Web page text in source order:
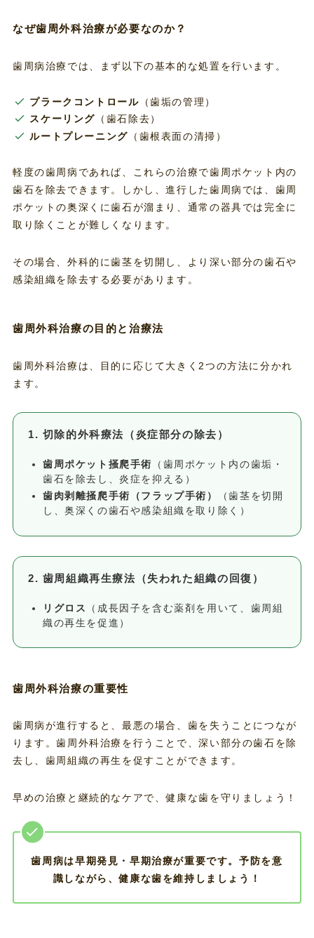
なぜ歯周外科治療が必要なのか？
歯周病治療では、まず以下の基本的な処置を行います。
プラークコントロール （歯垢の管理）
スケーリング （歯石除去）
ルートプレーニング （歯根表面の清掃）
軽度の歯周病であれば、これらの治療で歯周ポケット内の
歯石を除去できます。しかし、進行した歯周病では、歯周
ポケットの奥深くに歯石が溜まり、通常の器具では完全に
取り除くことが難しくなります。
その場合、外科的に歯茎を切開し、より深い部分の歯石や
感染組織を除去する必要があります。
歯周外科治療の目的と治療法
歯周外科治療は、目的に応じて大きく2つの方法に分かれ
ます。
1. 切除的外科療法（炎症部分の除去）
歯周ポケット掻爬手術
（歯周ポケット内の歯垢・
歯石を除去し、炎症を抑える）
歯肉剥離掻爬手術（フラップ手術）
（歯茎を切開
し、奥深くの歯石や感染組織を取り除く）
2. 歯周組織再生療法（失われた組織の回復）
リグロス
（成長因子を含む薬剤を用いて、歯周組
織の再生を促進）
歯周外科治療の重要性
歯周病が進行すると、最悪の場合、歯を失うことにつなが
ります。歯周外科治療を行うことで、深い部分の歯石を除
去し、歯周組織の再生を促すことができます。
早めの治療と継続的なケアで、健康な歯を守りましょう！
歯周病は早期発見・早期治療が重要です。予防を意
識しながら、健康な歯を維持しましょう！